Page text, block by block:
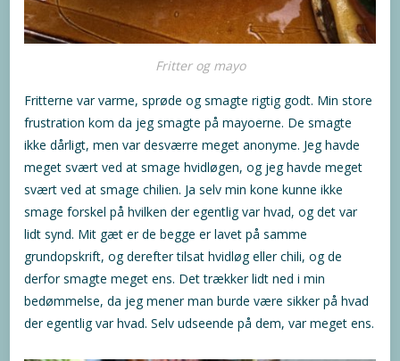
Fritter og mayo
Fritterne var varme, sprøde og smagte rigtig godt. Min store
frustration kom da jeg smagte på mayoerne. De smagte
ikke dårligt, men var desværre meget anonyme. Jeg havde
meget svært ved at smage hvidløgen, og jeg havde meget
svært ved at smage chilien. Ja selv min kone kunne ikke
smage forskel på hvilken der egentlig var hvad, og det var
lidt synd. Mit gæt er de begge er lavet på samme
grundopskrift, og derefter tilsat hvidløg eller chili, og de
derfor smagte meget ens. Det trækker lidt ned i min
bedømmelse, da jeg mener man burde være sikker på hvad
der egentlig var hvad. Selv udseende på dem, var meget ens.